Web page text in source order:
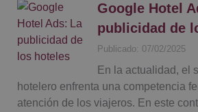
Google Hotel
publicidad de
Publicado: 07/02/2025
En la actualidad, el
hotelero enfrenta una competencia
atención de los viajeros. En este